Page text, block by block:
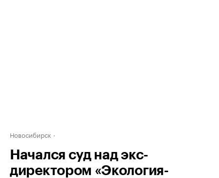
Новосибирск
Начался суд над экс-
директором «Экология-